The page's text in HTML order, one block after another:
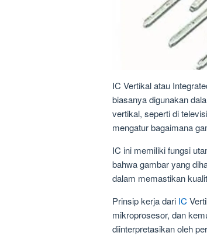
IC Vertikal atau
biasanya digunakan
vertikal, seperti di
mengatur bagaimana
IC ini memiliki fungsi
bahwa gambar yang
dalam memastikan
Prinsip kerja dari IC
mikroprosesor, dan
diinterpretasikan oleh